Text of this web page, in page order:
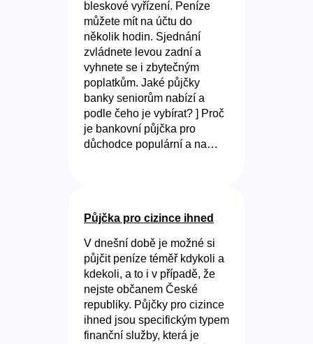
bleskové vyřízení. Peníze
můžete mít na účtu do
několik hodin. Sjednání
zvládnete levou zadní a
vyhnete se i zbytečným
poplatkům. Jaké půjčky
banky seniorům nabízí a
podle čeho je vybírat? ] Proč
je bankovní půjčka pro
důchodce populární a na…
Půjčka pro cizince ihned
V dnešní době je možné si
půjčit peníze téměř kdykoli a
kdekoli, a to i v případě, že
nejste občanem České
republiky. Půjčky pro cizince
ihned jsou specifickým typem
finanční služby, která je